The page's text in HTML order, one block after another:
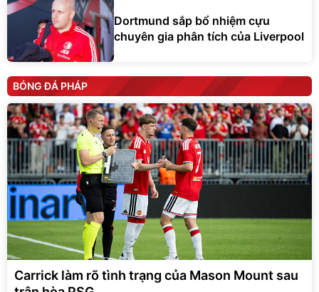
Dortmund sắp bổ nhiệm cựu
chuyên gia phân tích của Liverpool
BÓNG ĐÁ PHÁP
Carrick làm rõ tình trạng của Mason Mount sau